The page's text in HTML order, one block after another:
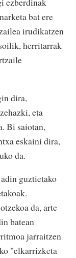
bat ere
irudikatzen
herritarrak
dira,
eta
Bi saiotan,
eskaini dira,
da.
guztietako
da, arte
batean
jarraitzen
"elkarrizketa